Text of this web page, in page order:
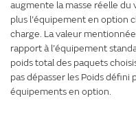
augmente la masse réelle du
plus l’équipement en option
charge. La valeur
rapport à l’équipement
poids total des paquets
pas dépasser les Poids
équipements en option.